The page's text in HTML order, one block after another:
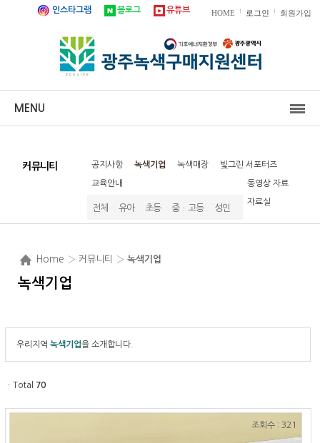
HOME 로그인 회원가입
인스타그램 블로그 유튜브
MENU
커뮤니티 공지사항 녹색기업 녹색매장 빛그린 서포터즈
교육안내
전체 유아 초등 중ㆍ고등 성인
동영상 자료
자료실
Home › 커뮤니티 › 녹색기업
녹색기업
우리지역 녹색기업을 소개합니다.
ㆍTotal 70
조회수 : 321